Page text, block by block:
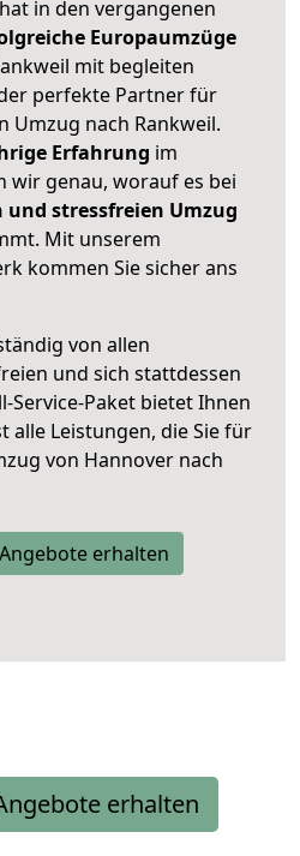
in den vergangenen
Europaumzüge
mit begleiten
perfekte Partner für
Umzug nach Rankweil.
Erfahrung im
wir genau, worauf es bei
und stressfreien Umzug
Mit unserem
kommen Sie sicher ans
von allen
und sich stattdessen
Service-Paket bietet Ihnen
alle Leistungen, die Sie für
von Hannover nach
erhalten
erhalten